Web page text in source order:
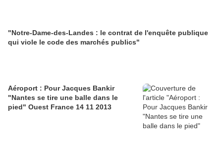
"Notre-Dame-des-Landes : le contrat de l'enquête publique
qui viole le code des marchés publics"
Aéroport : Pour Jacques Bankir
"Nantes se tire une balle dans le
pied" Ouest France 14 11 2013